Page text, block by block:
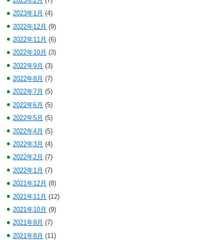
2023年1月 (4)
2022年12月 (9)
2022年11月 (6)
2022年10月 (3)
2022年9月 (3)
2022年8月 (7)
2022年7月 (5)
2022年6月 (5)
2022年5月 (5)
2022年4月 (5)
2022年3月 (4)
2022年2月 (7)
2022年1月 (7)
2021年12月 (8)
2021年11月 (12)
2021年10月 (9)
2021年9月 (7)
2021年8月 (11)